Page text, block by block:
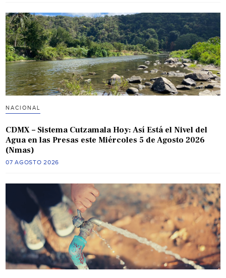
NACIONAL
CDMX – Sistema Cutzamala Hoy: Así Está el Nivel del
Agua en las Presas este Miércoles 5 de Agosto 2026
(Nmas)
07 AGOSTO 2026